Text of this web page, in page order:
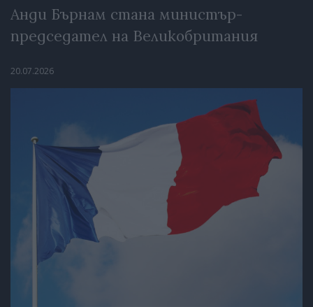
Анди Бърнам стана министър-
председател на Великобритания
20.07.2026